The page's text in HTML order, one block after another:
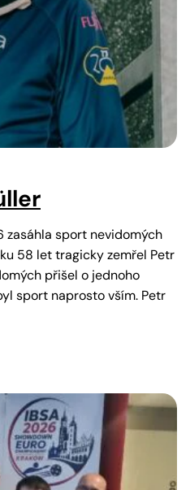
zasáhla sport nevidomých
58 let tragicky zemřel Petr
přišel o jednoho
sport naprosto vším. Petr